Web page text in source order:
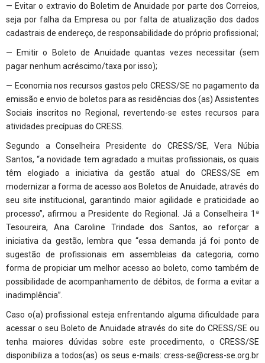
— Evitar o extravio do Boletim de Anuidade por parte dos Correios,
seja por falha da Empresa ou por falta de atualização dos dados
cadastrais de endereço, de responsabilidade do próprio profissional;
— Emitir o Boleto de Anuidade quantas vezes necessitar (sem
pagar nenhum acréscimo/taxa por isso);
— Economia nos recursos gastos pelo CRESS/SE no pagamento da
emissão e envio de boletos para as residências dos (as) Assistentes
Sociais inscritos no Regional, revertendo-se estes recursos para
atividades precípuas do CRESS.
Segundo a Conselheira Presidente do CRESS/SE, Vera Núbia
Santos, “a novidade tem agradado a muitas profissionais, os quais
têm elogiado a iniciativa da gestão atual do CRESS/SE em
modernizar a forma de acesso aos Boletos de Anuidade, através do
seu site institucional, garantindo maior agilidade e praticidade ao
processo”, afirmou a Presidente do Regional. Já a Conselheira 1ª
Tesoureira, Ana Caroline Trindade dos Santos, ao reforçar a
iniciativa da gestão, lembra que “essa demanda já foi ponto de
sugestão de profissionais em assembleias da categoria, como
forma de propiciar um melhor acesso ao boleto, como também de
possibilidade de acompanhamento de débitos, de forma a evitar a
inadimplência”.
Caso o(a) profissional esteja enfrentando alguma dificuldade para
acessar o seu Boleto de Anuidade através do site do CRESS/SE ou
tenha maiores dúvidas sobre este procedimento, o CRESS/SE
disponibiliza a todos(as) os seus e-mails: cress-se@cress-se.org.br